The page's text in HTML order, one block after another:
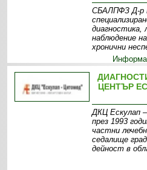
СБАЛПФЗ Д-р
диагностика,
наблюдение
хронични
ЦЕНТЪР
ДКЦ Ескулап
през 1993
частни
седалище
дейност в